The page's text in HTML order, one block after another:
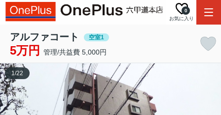
お気に入り
0
アルファコート 空室1
5万円 管理/共益費 5,000円
1/22